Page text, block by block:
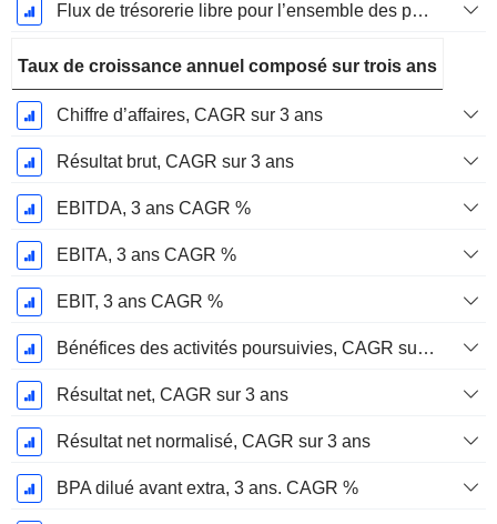
Flux de trésorerie libre pour l’ensemble des pourvoyeurs de fonds (créanciers et actionnaires) FCFF, CAGR sur 2 ans
Taux de croissance annuel composé sur trois ans
Chiffre d’affaires, CAGR sur 3 ans
Résultat brut, CAGR sur 3 ans
EBITDA, 3 ans CAGR %
EBITA, 3 ans CAGR %
EBIT, 3 ans CAGR %
Bénéfices des activités poursuivies, CAGR sur 3 ans
Résultat net, CAGR sur 3 ans
Résultat net normalisé, CAGR sur 3 ans
BPA dilué avant extra, 3 ans. CAGR %